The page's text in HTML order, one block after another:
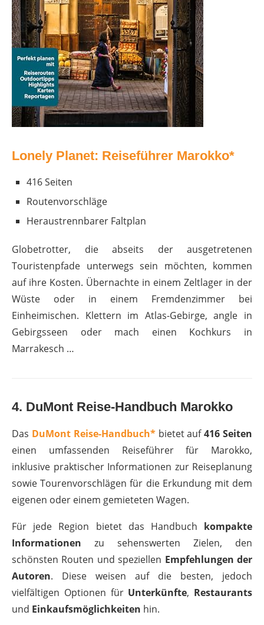
Lonely Planet: Reiseführer Marokko*
416 Seiten
Routenvorschläge
Heraustrennbarer Faltplan
Globetrotter, die abseits der ausgetretenen
Touristenpfade unterwegs sein möchten, kommen
auf ihre Kosten. Übernachte in einem Zeltlager in der
Wüste oder in einem Fremdenzimmer bei
Einheimischen. Klettern im Atlas-Gebirge, angle in
Gebirgsseen oder mach einen Kochkurs in
Marrakesch …
4. DuMont Reise-Handbuch Marokko
Das DuMont Reise-Handbuch*bietet auf416 Seiten
einen umfassenden Reiseführer für Marokko,
inklusive praktischer Informationen zur Reiseplanung
sowie Tourenvorschlägen für die Erkundung mit dem
eigenen oder einem gemieteten Wagen.
Für jede Region bietet das Handbuch kompakte
Informationen zu sehenswerten Zielen, den
schönsten Routen und speziellen Empfehlungen der
Autoren. Diese weisen auf die besten, jedoch
vielfältigen Optionen für Unterkünfte, Restaurants
und Einkaufsmöglichkeiten hin.